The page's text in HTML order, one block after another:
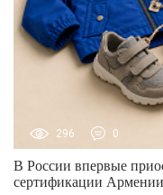
296 0
В России впервые
сертификации Армении